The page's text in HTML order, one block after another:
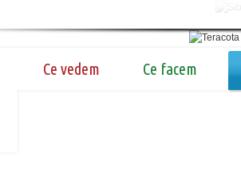
Ce vedem Ce facem